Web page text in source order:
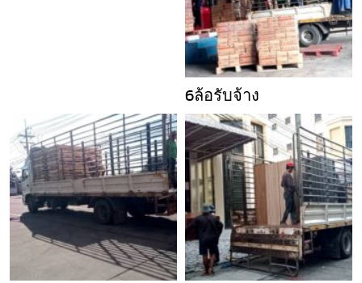
6ล้อรับจ้าง